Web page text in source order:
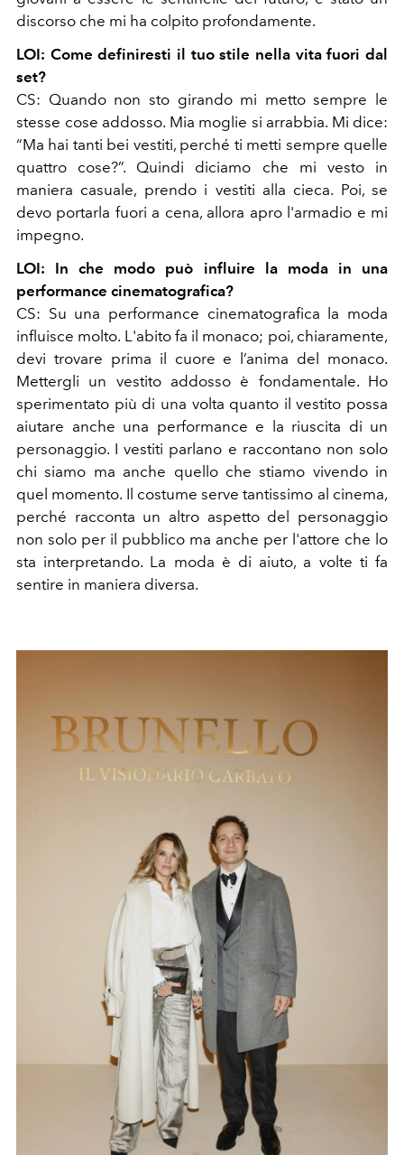
discorso che mi ha colpito profondamente.
LOI: Come definiresti il tuo stile nella vita fuori dal
set?
CS: Quando non sto girando mi metto sempre le
stesse cose addosso. Mia moglie si arrabbia. Mi dice:
“Ma hai tanti bei vestiti, perché ti metti sempre quelle
quattro cose?”. Quindi diciamo che mi vesto in
maniera casuale, prendo i vestiti alla cieca. Poi, se
devo portarla fuori a cena, allora apro l'armadio e mi
impegno.
LOI: In che modo può influire la moda in una
performance cinematografica?
CS: Su una performance cinematografica la moda
influisce molto. L'abito fa il monaco; poi, chiaramente,
devi trovare prima il cuore e l’anima del monaco.
Mettergli un vestito addosso è fondamentale. Ho
sperimentato più di una volta quanto il vestito possa
aiutare anche una performance e la riuscita di un
personaggio. I vestiti parlano e raccontano non solo
chi siamo ma anche quello che stiamo vivendo in
quel momento. Il costume serve tantissimo al cinema,
perché racconta un altro aspetto del personaggio
non solo per il pubblico ma anche per l'attore che lo
sta interpretando. La moda è di aiuto, a volte ti fa
sentire in maniera diversa.